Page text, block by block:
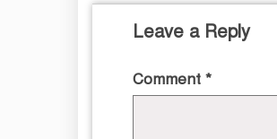
Leave a Reply
Comment *